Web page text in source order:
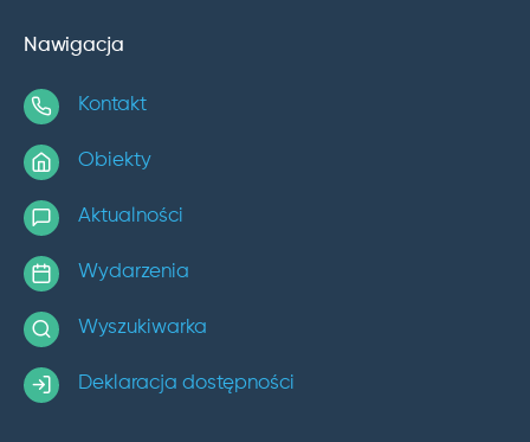
Nawigacja
Kontakt
Obiekty
Aktualności
Wydarzenia
Wyszukiwarka
Deklaracja dostępności